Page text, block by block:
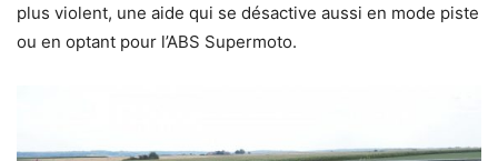
plus violent, une aide qui se désactive aussi en mode piste
ou en optant pour l’ABS Supermoto.